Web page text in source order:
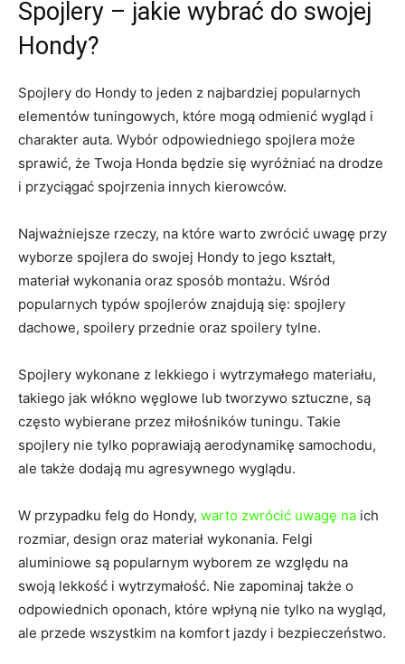
Spojlery – jakie wybrać do swojej
Hondy?
Spojlery do ⁤Hondy ⁢to jeden z ⁤najbardziej ‌popularnych
elementów tuningowych, które⁤ mogą odmienić ‍wygląd i
charakter auta. Wybór odpowiedniego spojlera może
sprawić,⁢ że⁢ Twoja⁢ Honda będzie się wyróżniać na drodze
i przyciągać⁣ spojrzenia innych kierowców.
Najważniejsze​ rzeczy, ​na które warto zwrócić uwagę przy
⁤wyborze spojlera do swojej Hondy ⁢to jego‍ kształt,
materiał ‍wykonania ⁣oraz sposób montażu. Wśród
popularnych typów spojlerów znajdują się:‍ spojlery
dachowe, spoilery przednie‍ oraz spoilery tylne.
Spojlery wykonane z lekkiego i ‌wytrzymałego materiału,
takiego jak ​włókno węglowe lub tworzywo sztuczne, ⁣są
często wybierane przez​ miłośników tuningu. Takie
spojlery nie tylko poprawiają aerodynamikę samochodu,
ale także dodają mu agresywnego wyglądu.
W‍ przypadku⁢ felg do Hondy, warto zwrócić uwagę na ich
rozmiar, design oraz materiał wykonania.⁤ Felgi
aluminiowe są ⁢popularnym wyborem‍ ze względu na
swoją lekkość i wytrzymałość. Nie zapominaj także o
odpowiednich oponach, które wpłyną nie tylko na wygląd,
ale przede wszystkim⁣ na komfort jazdy ⁣i bezpieczeństwo.